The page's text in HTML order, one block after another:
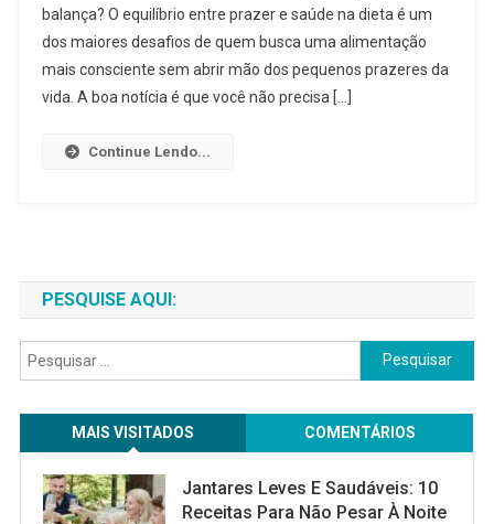
E
Na
balança? O equilíbrio entre prazer e saúde na dieta é um
dos maiores desafios de quem busca uma alimentação
mais consciente sem abrir mão dos pequenos prazeres da
vida. A boa notícia é que você não precisa […]
Continue Lendo...
PESQUISE AQUI:
Pesquisar
por:
MAIS VISITADOS COMENTÁRIOS
Jantares Leves E Saudáveis: 10
Receitas Para Não Pesar À Noite